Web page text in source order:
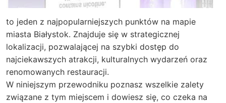
to jeden z najpopularniejszych punktów na mapie
miasta Białystok. Znajduje się w strategicznej
lokalizacji, pozwalającej na szybki dostęp do
najciekawszych atrakcji, kulturalnych wydarzeń oraz
renomowanych restauracji.
W niniejszym przewodniku poznasz wszelkie zalety
związane z tym miejscem i dowiesz się, co czeka na